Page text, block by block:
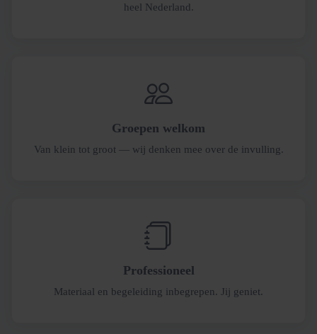
heel Nederland.
Groepen welkom
Van klein tot groot — wij denken mee over de invulling.
Professioneel
Materiaal en begeleiding inbegrepen. Jij geniet.